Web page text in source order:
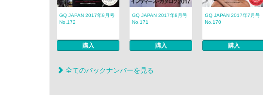
GQ JAPAN 2017年9月号
No.172
購入
GQ JAPAN 2017年8月号
No.171
購入
GQ JAPAN 2017年7月号
No.170
購入
全てのバックナンバーを見る